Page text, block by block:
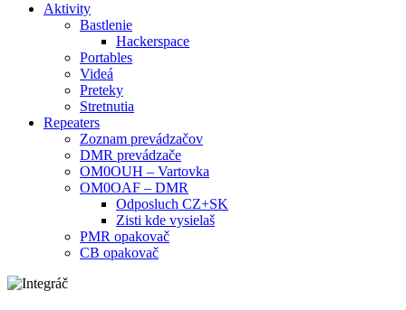
Aktivity
Bastlenie
Hackerspace
Portables
Videá
Preteky
Stretnutia
Repeaters
Zoznam prevádzačov
DMR prevádzače
OM0OUH – Vartovka
OM0OAF – DMR
Odposluch CZ+SK
Zisti kde vysielaš
PMR opakovač
CB opakovač